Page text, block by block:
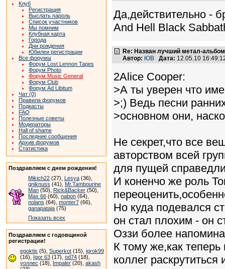
Клуб
Регистрация
Выслать пароль
Список участников
Мы помним
Клубная карта
Города
Дни рождения
Юбилеи регистрации
Все форумы
Форум Lost Lennon Tapes
Форум Photo
Форум Music General
Форум Club
Форум Ad Libitum
Чат (0)
Правила форумов
Подкасты
FAQ
Полезные советы
Модераторы
Hall of shame
Последние сообщения
Архив форумов
Статистика
Поздравляем с днем рождения!
Mikich22 (27), Lesya (36),
gniknuss (41), Mr.Tambourine
Man (50), Rick&Backer (50),
Max 66 (60), nabon (64),
nolans (64), monter7 (66),
ganapataja (75)
Показать всех
Поздравляем с годовщиной
регистрации!
egoktis (5), Superkot (15), igrok99
(16), Igor 63 (17), od74 (18),
уоллес (18), Impaler (20), akash
Да,действительно -
And Hell Black
Re: Назван лучший метал-
Автор: ЮВ Дата: 12.05.10
2Alice Cooper:
>А ты уверен что
>;) Ведь песни
>основном они,
Не секрет,что все
авторством всей
для пущей
И коненчо же роль
Но куда подевался
он стал плохим - он
Оззи более
К тому же,как
коллег